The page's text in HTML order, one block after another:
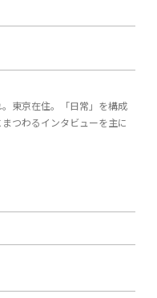
東京在住。「日常」を構成
つわるインタビューを主に